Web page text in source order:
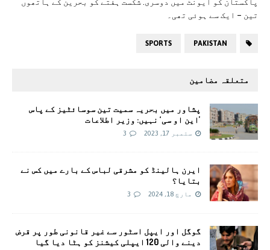
پاکستان کو ایونٹ میں دوسری. شکست ہفتے کو بحرین کے ہاتھوں
تین – ایک سے ہوئی تھی۔
PAKISTAN
SPORTS
متعلقہ مضامین
پشاور میں بحریہ سمیت تین سوسائٹیز کے پاس
’این او سی‘ نہیں: وزیر اطلاعات
ستمبر 17, 2023 3
ایرن ہالینڈ کو مشرقی لباس کے بارے میں کس نے
بتایا؟
مارچ 18, 2024 3
گوگل اور ایپل اسٹور سے غیر قانونی طور پر قرض
دینے والی 120 ایپلی کیشنز کو ہٹا دیا گیا